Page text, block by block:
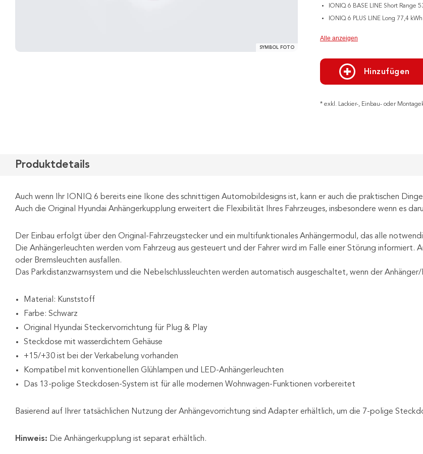
SYMBOL FOTO
IONIQ 6 BASE LINE Short Range
IONIQ 6 PLUS LINE Long 77,4
Alle anzeigen
Hinzufügen
* exkl. Lackier-, Einbau- oder
Produktdetails
Auch wenn Ihr IONIQ 6 bereits eine Ikone des schnittigen Automobildesigns ist, kann er auch die praktischen
Auch die Original Hyundai Anhängerkupplung erweitert die Flexibilität Ihres Fahrzeuges, insbesondere wenn es
Der Einbau erfolgt über den Original-Fahrzeugstecker und ein multifunktionales Anhängermodul, das alle
Die Anhängerleuchten werden vom Fahrzeug aus gesteuert und der Fahrer wird im Falle einer Störung informiert.
oder Bremsleuchten ausfallen.
Das Parkdistanzwarnsystem und die Nebelschlussleuchten werden automatisch ausgeschaltet, wenn der
Material: Kunststoff
Farbe: Schwarz
Original Hyundai Steckervorrichtung für Plug & Play
Steckdose mit wasserdichtem Gehäuse
+15/+30 ist bei der Verkabelung vorhanden
Kompatibel mit konventionellen Glühlampen und LED-Anhängerleuchten
Das 13-polige Steckdosen-System ist für alle modernen Wohnwagen-Funktionen vorbereitet
Basierend auf Ihrer tatsächlichen Nutzung der Anhängevorrichtung sind Adapter erhältlich, um die 7-polige
Hinweis: Die Anhängerkupplung ist separat erhältlich.